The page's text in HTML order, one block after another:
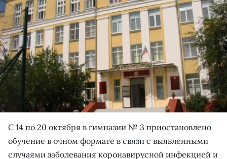
С 14 по 20 октября в гимназии № 3 приостановлено
обучение в очном формате в связи с выявленными
случаями заболевания коронавирусной инфекцией и